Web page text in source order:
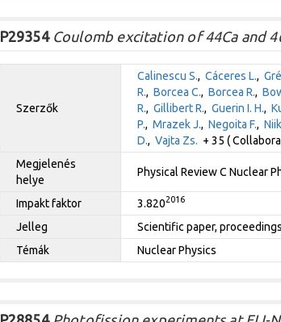
P29354Coulomb excitation of 44Ca and
Szerzők
Calinescu S., Cáceres L.,
R., Borcea C., Borcea R.,
R., Gillibert R., Guerin I. H.,
P., Mrazek J., Negoita F.,
D., Vajta Zs. + 35 (
Megjelenés
helye
Physical Review C Nuclear
Impakt faktor 3.8202016
Jelleg
Scientific paper, proceedings
Témák
Nuclear Physics